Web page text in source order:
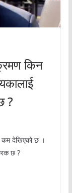
किन
?
कम देखिएको छ ।
छ ?